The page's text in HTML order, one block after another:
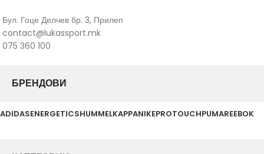
Бул. Гоце Делчев бр. 3, Прилеп
contact@lukassport.mk
075 360 100
БРЕНДОВИ
ADIDASENERGETICSHUMMELKAPPANIKEPROTOUCHPUMAREEBOK